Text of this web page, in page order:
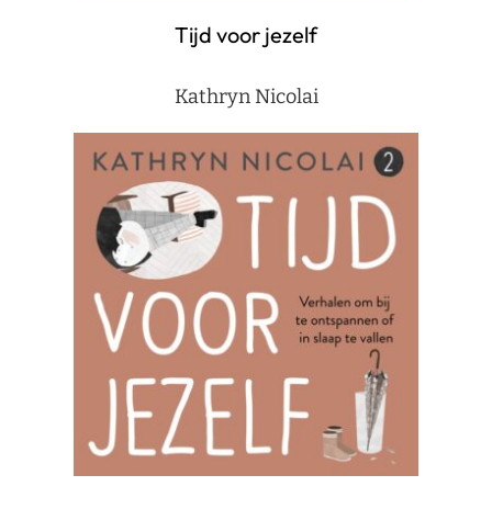
Tijd voor jezelf
Kathryn Nicolai